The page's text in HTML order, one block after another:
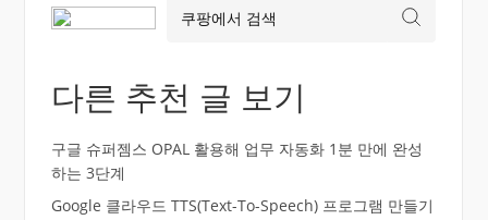
다른 추천 글 보기
구글 슈퍼젬스 OPAL 활용해 업무 자동화 1분 만에 완성
하는 3단계
Google 클라우드 TTS(Text-To-Speech) 프로그램 만들기